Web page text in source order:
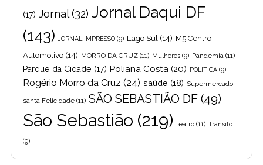
(17) Jornal(32) Jornal Daqui DF
(143)
JORNAL IMPRESSO (9) Lago Sul (14) M5 Centro
Automotivo (14) MORRO DA CRUZ (11) Mulheres (9) Pandemia (11)
Parque da Cidade (17) Poliana Costa (20) POLITICA (9)
Rogério Morro da Cruz (24) saúde (18) Supermercado
santa Felicidade (11) SÃO SEBASTIÃO DF (49)
São Sebastião (219) teatro (11) Trânsito
(9)